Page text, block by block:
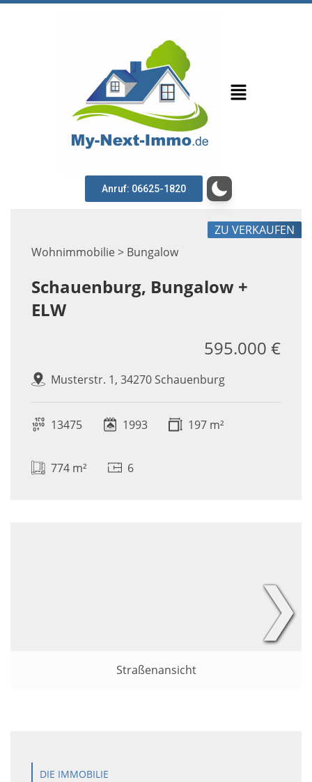
Anruf: 06625-1820
Wohnimmobilie > Bungalow
ZU VERKAUFEN
Schauenburg, Bungalow +
ELW
Musterstr. 1, 34270 Schauenburg
595.000 €
13475 1993 197 m²
774 m² 6
Straßenansicht
❯
DIE IMMOBILIE